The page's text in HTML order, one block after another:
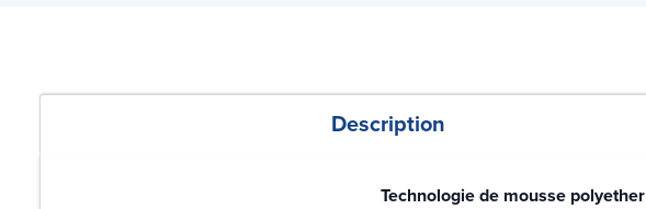
Description
Technologie de mousse polyether